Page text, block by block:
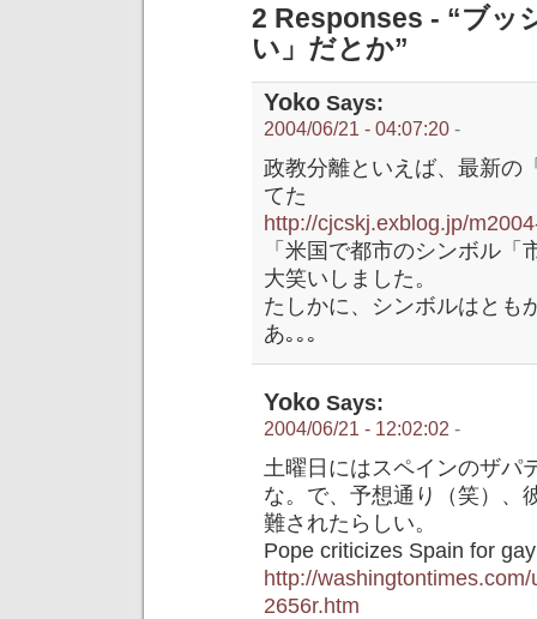
2 Responses - “ブッ
い」だとか”
Yoko Says:
2004/06/21 - 04:07:20 -
政教分離といえば、最新の
てた
http://cjcskj.exblog.jp/
「米国で都市のシンボル
大笑いしました。
たしかに、シンボルはとも
あ｡｡｡
Yoko Says:
2004/06/21 - 12:02:02 -
土曜日にはスペインのザパ
な。で、予想通り（笑）、
難されたらしい。
Pope criticizes Spain for
http://
2656r.htm